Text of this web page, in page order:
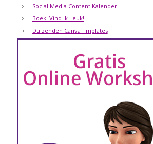
Social Media Content Kalender
Boek: Vind Ik Leuk!
Duizenden Canva Tmplates